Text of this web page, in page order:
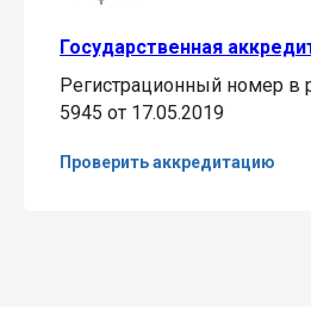
Государственная
Регистрационный номер в
5945 от 17.05.2019
Проверить аккредитацию